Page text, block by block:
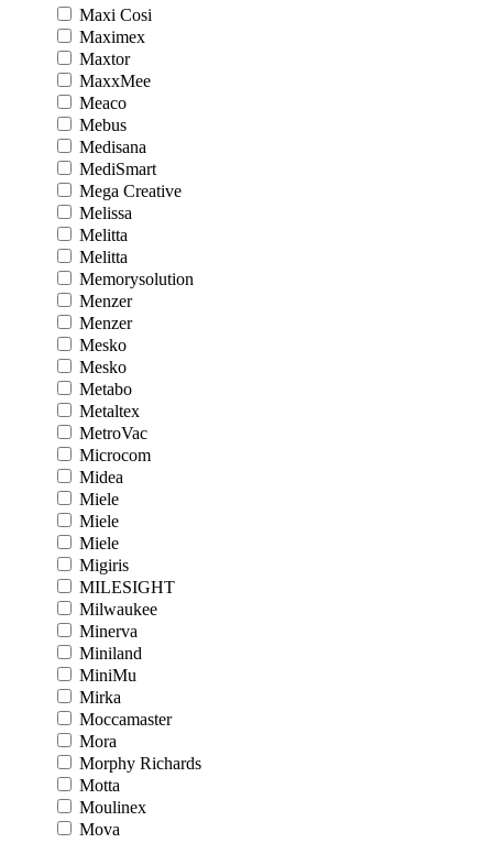
Maxi Cosi
Maximex
Maxtor
MaxxMee
Meaco
Mebus
Medisana
MediSmart
Mega Creative
Melissa
Melitta
Melitta
Memorysolution
Menzer
Menzer
Mesko
Mesko
Metabo
Metaltex
MetroVac
Microcom
Midea
Miele
Miele
Miele
Migiris
MILESIGHT
Milwaukee
Minerva
Miniland
MiniMu
Mirka
Moccamaster
Mora
Morphy Richards
Motta
Moulinex
Mova